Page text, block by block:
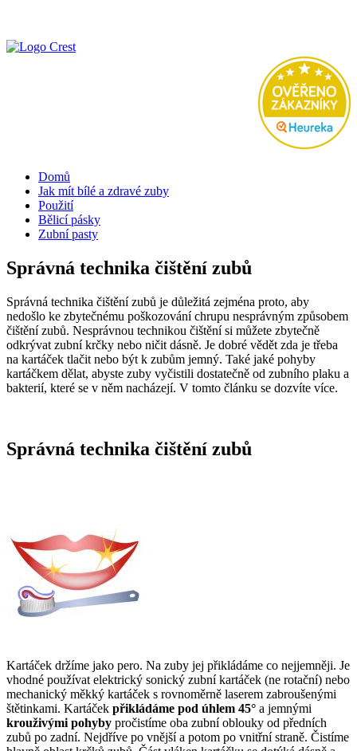
Domů
Jak mít bílé a zdravé zuby
Použití
Bělicí pásky
Zubní pasty
Správná technika čištění zubů
Správná technika čištění zubů je důležitá zejména proto, aby
nedošlo ke zbytečnému poškozování chrupu nesprávným způsobem
čištění zubů. Nesprávnou technikou čištění si můžete zbytečně
odkrývat zubní krčky nebo ničit dásně. Je dobré vědět zda je třeba
na kartáček tlačit nebo být k zubům jemný. Také jaké pohyby
kartáčkem dělat, abyste zuby vyčistili dostatečně od zubního plaku a
bakterií, které se v něm nacházejí. V tomto článku se dozvíte více.
Správná technika čištění zubů
Kartáček držíme jako pero. Na zuby jej přikládáme co nejjemněji. Je
vhodné používat elektrický sonický zubní kartáček (ne rotační) nebo
mechanický měkký kartáček s rovnoměrně laserem zabroušenými
štětinkami. Kartáček přikládáme pod úhlem 45° a jemnými
krouživými pohyby pročistíme oba zubní oblouky od předních
zubů po zadní. Nejdříve po vnější a potom po vnitřní straně. Čistíme